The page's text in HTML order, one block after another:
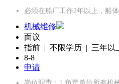
必须在船厂工作2年以上，船
机械维修
面议
指前 | 不限学历 | 三年以
8-8
申请
岗位职责：1.负责单位所有机